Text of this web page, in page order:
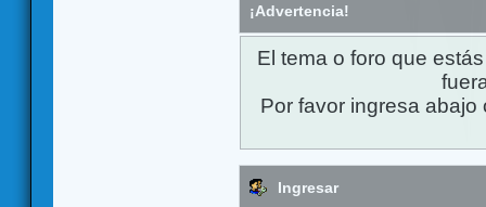
¡Advertencia!
El tema o foro que
Por favor ingresa
Ingresar